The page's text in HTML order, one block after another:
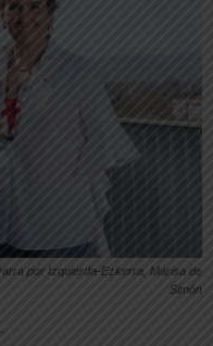
por Izquierda-Ezkerra, Marisa de
Simón